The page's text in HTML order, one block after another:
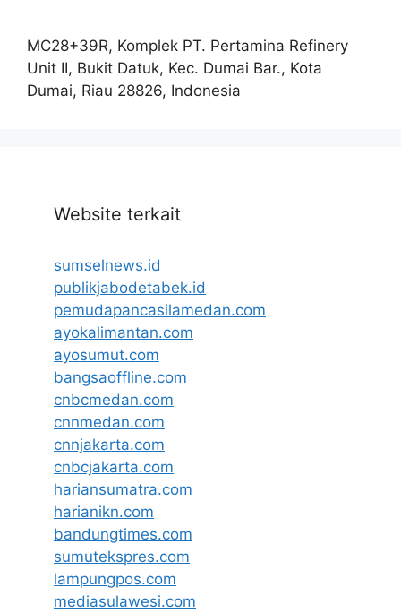
MC28+39R, Komplek PT. Pertamina Refinery
Unit II, Bukit Datuk, Kec. Dumai Bar., Kota
Dumai, Riau 28826, Indonesia
Website terkait
sumselnews.id
publikjabodetabek.id
pemudapancasilamedan.com
ayokalimantan.com
ayosumut.com
bangsaoffline.com
cnbcmedan.com
cnnmedan.com
cnnjakarta.com
cnbcjakarta.com
hariansumatra.com
harianikn.com
bandungtimes.com
sumutekspres.com
lampungpos.com
mediasulawesi.com